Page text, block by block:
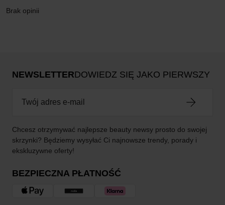
Brak opinii
NEWSLETTERDOWIEDZ SIĘ JAKO PIERWSZY
Chcesz otrzymywać najlepsze beauty newsy prosto do swojej
skrzynki? Będziemy wysyłać Ci najnowsze trendy, porady i
ekskluzywne oferty!
BEZPIECZNA PŁATNOŚĆ